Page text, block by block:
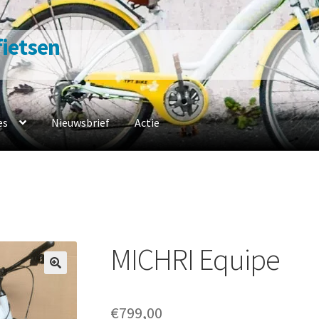
Nieuwsbrief Actie
WinkelwinkelmandjeMICHRI Equipe
€799,00